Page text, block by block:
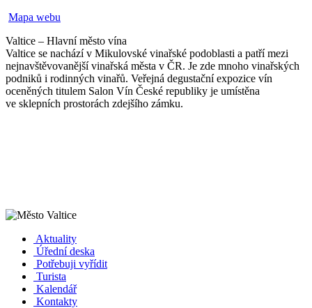
Mapa webu
Valtice – Hlavní město vína
Valtice se nachází v Mikulovské vinařské podoblasti a patří mezi
nejnavštěvovanější vinařská města v ČR. Je zde mnoho vinařských
podniků i rodinných vinařů. Veřejná degustační expozice vín
oceněných titulem Salon Vín České republiky je umístěna
ve sklepních prostorách zdejšího zámku.
Aktuality
Úřední deska
Potřebuji vyřídit
Turista
Kalendář
Kontakty